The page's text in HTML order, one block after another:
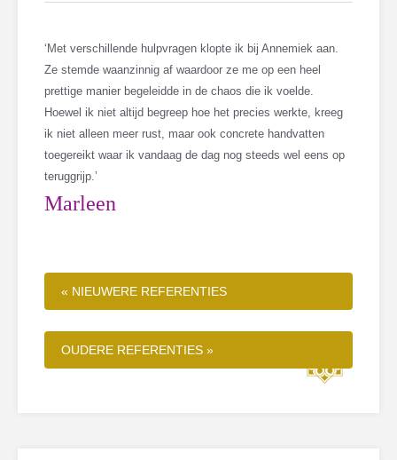
‘Met verschillende hulpvragen klopte ik bij Annemiek aan.
Ze stemde waanzinnig af waardoor ze me op een heel
prettige manier begeleidde in de chaos die ik voelde.
Hoewel ik niet altijd begreep hoe het precies werkte, kreeg
ik niet alleen meer rust, maar ook concrete handvatten
toegereikt waar ik vandaag de dag nog steeds wel eens op
teruggrijp.’
Marleen
« NIEUWERE REFERENTIES
OUDERE REFERENTIES »